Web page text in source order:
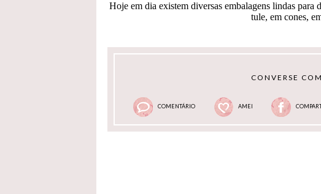
Hoje em dia existem diversas embalagens lindas para
tule, em cones,
CONVERSE
COMENTÁRIO AMEI